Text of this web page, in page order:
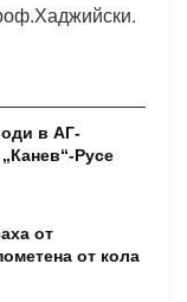
в АГ-
Русе
от
от кола